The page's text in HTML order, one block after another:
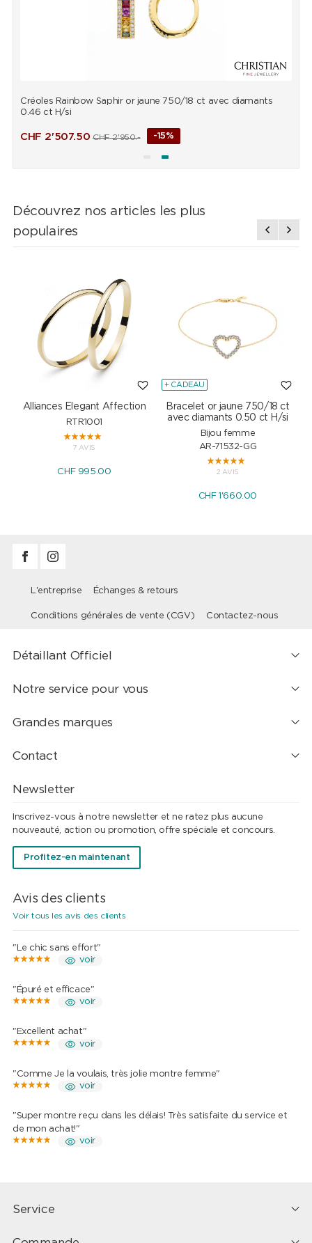
Créoles Rainbow Saphir or jaune 750/18 ct avec diamants
0.46 ct H/si
CHF 2'507.50 CHF2'950.- -15%
Découvrez nos articles les plus
populaires
Alliances Elegant Affection
RTR1001
7 AVIS
CHF 995.00
+ CADEAU
Bracelet or jaune 750/18 ct
avec diamants 0.50 ct H/si
Bijou femme
AR-71532-GG
2 AVIS
CHF 1'660.00
L'entreprise Échanges & retours
Conditions générales de vente (CGV) Contactez-nous
Détaillant Officiel
Notre service pour vous
Grandes marques
Contact
Newsletter
Inscrivez-vous à notre newsletter et ne ratez plus aucune
nouveauté, action ou promotion, offre spéciale et concours.
Profitez-en maintenant
Avis des clients
Voir tous les avis des clients
"Le chic sans effort"
voir
"Épuré et efficace"
voir
"Excellent achat"
voir
"Comme Je la voulais, très jolie montre femme"
voir
"Super montre reçu dans les délais! Très satisfaite du service et
de mon achat!"
voir
Service